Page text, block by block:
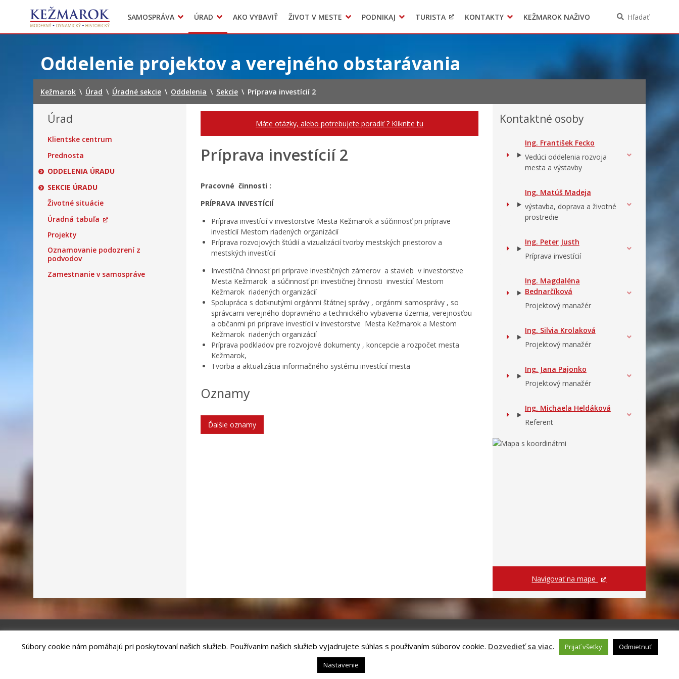
SAMOSPRÁVA
Mestská polícia
Geo informačný systém – Kežmarok
ÚRAD
Sekcie úradu
Oznamovanie podozrení z podvodov
AKO VYBAVIŤ ŽIVOT V MESTE
Triedený zber – NATUR – PACK
PODNIKAJ TURISTA KONTAKTY KEŽMAROK NAŽIVO Hľadať
Oddelenie projektov a verejného obstarávania
Kežmarok \ Úrad \ Úradné sekcie \ Oddelenia \ Sekcie \ Príprava investícií 2
Úrad
Klientske centrum
Prednosta
ODDELENIA ÚRADU
SEKCIE ÚRADU
Životné situácie
Úradná tabuľa
Projekty
Oznamovanie podozrení z
podvodov
Zamestnanie v samospráve
Máte otázky, alebo potrebujete poradiť ? Kliknite tu
Príprava investícií 2
Pracovné činnosti :
PRÍPRAVA INVESTÍCIÍ
Príprava investícií v investorstve Mesta Kežmarok a súčinnosť pri príprave
investícií Mestom riadených organizácií
Príprava rozvojových štúdií a vizualizácií tvorby mestských priestorov a
mestských investícií
Investičná činnosť pri príprave investičných zámerov a stavieb v investorstve
Mesta Kežmarok a súčinnosť pri investičnej činnosti investícií Mestom
Kežmarok riadených organizácií
Spolupráca s dotknutými orgánmi štátnej správy , orgánmi samosprávy , so
správcami verejného dopravného a technického vybavenia územia, verejnosťou
a občanmi pri príprave investícií v investorstve Mesta Kežmarok a Mestom
Kežmarok riadených organizácií
Príprava podkladov pre rozvojové dokumenty , koncepcie a rozpočet mesta
Kežmarok,
Tvorba a aktualizácia informačného systému investícií mesta
Oznamy
Ďalšie oznamy
Kontaktné osoby
Ing. František Fecko
Vedúci oddelenia rozvoja
mesta a výstavby
Ing. Matúš Madeja
výstavba, doprava a životné
prostredie
Ing. Peter Justh
Príprava investícií
Ing. Magdaléna
Bednarčíková
Projektový manažér
Ing. Silvia Krolaková
Projektový manažér
Ing. Jana Pajonko
Projektový manažér
Ing. Michaela Heldáková
Referent
Navigovať na mape
Riešenie ANTIK SMART CITY
| Technický prevádzkovateľ – MVI Technology, s.r.o.
Súbory cookie nám pomáhajú pri poskytovaní našich služieb. Používaním našich služieb vyjadrujete súhlas s používaním súborov cookie. Dozvedieť sa viac. Prijať všetky
Odmietnuť
Nastavenie